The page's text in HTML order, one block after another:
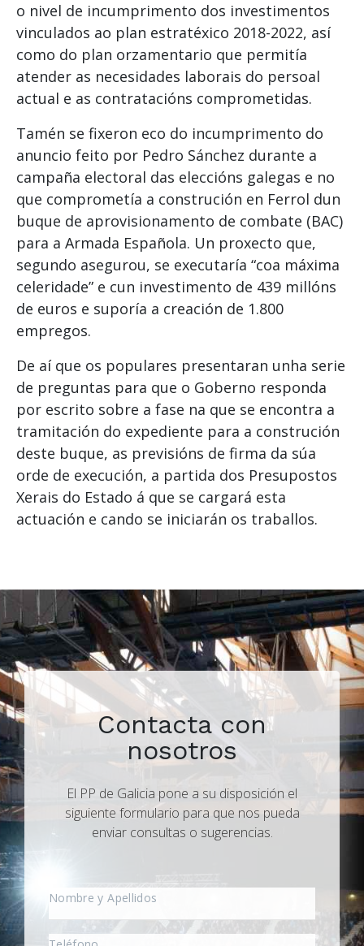
o nivel de incumprimento dos investimentos
vinculados ao plan estratéxico 2018-2022, así
como do plan orzamentario que permitía
atender as necesidades laborais do persoal
actual e as contratacións comprometidas.
Tamén se fixeron eco do incumprimento do
anuncio feito por Pedro Sánchez durante a
campaña electoral das eleccións galegas e no
que comprometía a construción en Ferrol dun
buque de aprovisionamento de combate (BAC)
para a Armada Española. Un proxecto que,
segundo asegurou, se executaría “coa máxima
celeridade” e cun investimento de 439 millóns
de euros e suporía a creación de 1.800
empregos.
De aí que os populares presentaran unha serie
de preguntas para que o Goberno responda
por escrito sobre a fase na que se encontra a
tramitación do expediente para a construción
deste buque, as previsións de firma da súa
orde de execución, a partida dos Presupostos
Xerais do Estado á que se cargará esta
actuación e cando se iniciarán os traballos.
Contacta con
nosotros
El PP de Galicia pone a su disposición el
siguiente formulario para que nos pueda
enviar consultas o sugerencias.